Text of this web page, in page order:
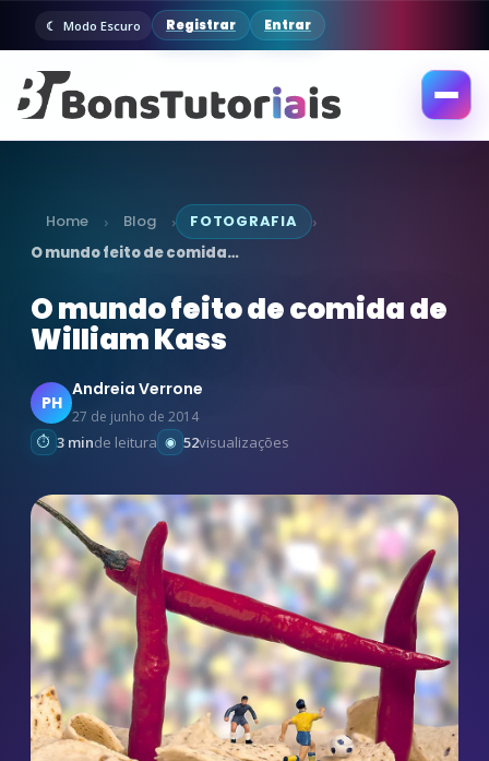
Modo Escuro Registrar Entrar
Abrir
Home › Blog › FOTOGRAFIA ›
O mundo feito de comida…
O mundo feito de comida de
William Kass
PH
Andreia Verrone
27 de junho de 2014
3 minde leitura 52visualizações